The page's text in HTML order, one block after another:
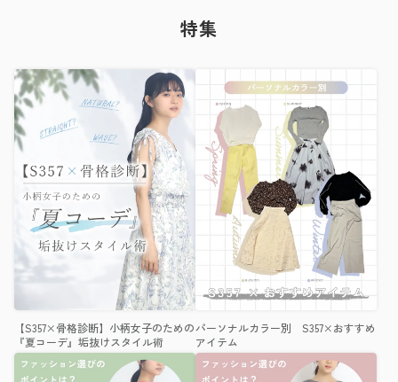
特集
【S357×骨格診断】小柄女子のための
『夏コーデ』垢抜けスタイル術
パーソナルカラー別 S357×おすすめ
アイテム